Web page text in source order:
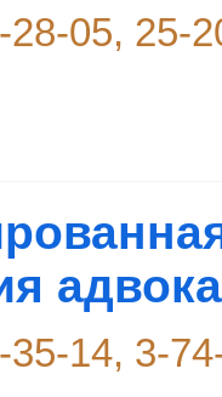
05, 25-
14, 3-